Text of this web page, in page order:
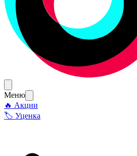
Меню
🔥 Акции
🏷 Уценка